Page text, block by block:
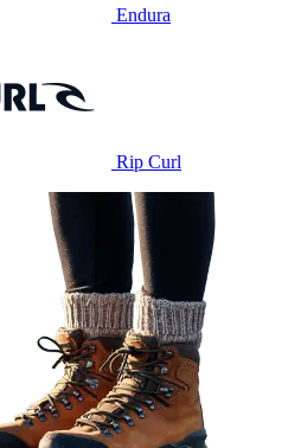
Endura
Rip Curl